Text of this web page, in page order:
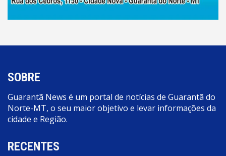
SOBRE
Guarantã News é um portal de notícias de Guarantã do
Norte-MT, o seu maior objetivo e levar informações da
cidade e Região.
RECENTES